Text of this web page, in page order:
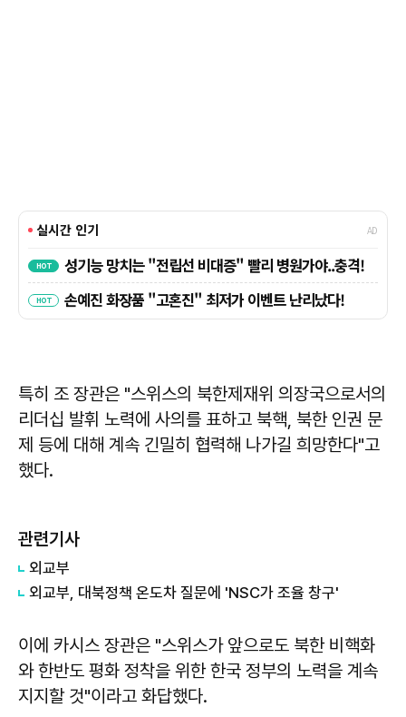
특히 조 장관은 "스위스의 북한제재위 의장국으로서의
리더십 발휘 노력에 사의를 표하고 북핵, 북한 인권 문
제 등에 대해 계속 긴밀히 협력해 나가길 희망한다"고
했다.
관련기사
외교부
외교부, 대북정책 온도차 질문에 'NSC가 조율 창구'
이에 카시스 장관은 "스위스가 앞으로도 북한 비핵화
와 한반도 평화 정착을 위한 한국 정부의 노력을 계속
지지할 것"이라고 화답했다.